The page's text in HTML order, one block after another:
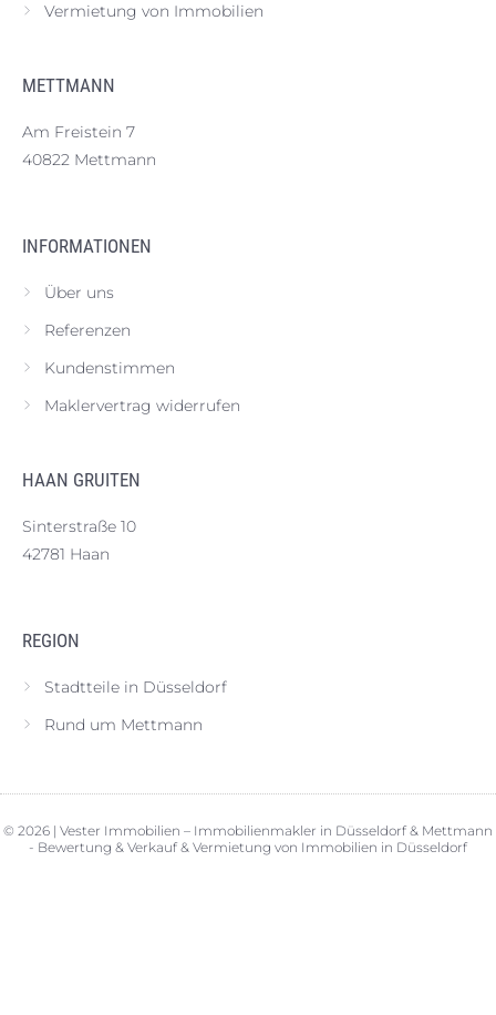
Vermietung von Immobilien
METTMANN
Am Freistein 7
40822 Mettmann
INFORMATIONEN
Über uns
Referenzen
Kundenstimmen
Maklervertrag widerrufen
HAAN GRUITEN
Sinterstraße 10
42781 Haan
REGION
Stadtteile in Düsseldorf
Rund um Mettmann
© 2026 | Vester Immobilien – Immobilienmakler in Düsseldorf & Mettmann
- Bewertung & Verkauf & Vermietung von Immobilien in Düsseldorf